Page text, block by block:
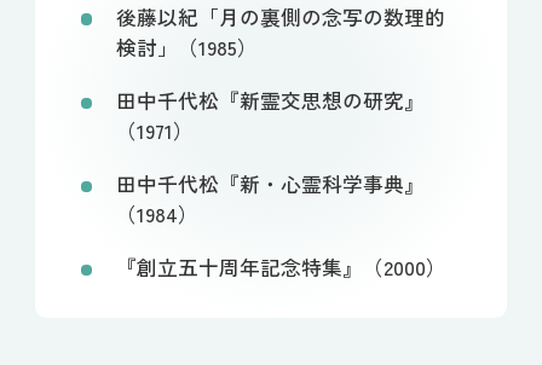
後藤以紀「月の裏側の念写の数理的
検討」（1985）
田中千代松『新霊交思想の研究』
（1971）
田中千代松『新・心霊科学事典』
（1984）
『創立五十周年記念特集』（2000）